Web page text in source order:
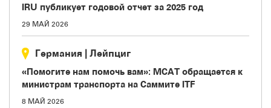
IRU публикует годовой отчет за 2025 год
29 МАЙ 2026
Германия | Лейпциг
«Помогите нам помочь вам»: МСАТ обращается к
министрам транспорта на Саммите ITF
8 МАЙ 2026